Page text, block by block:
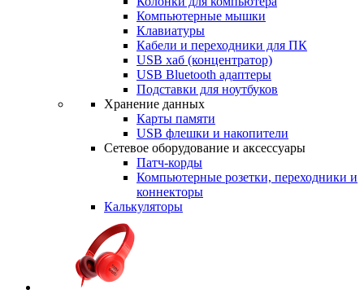
Компьютерные мышки
Клавиатуры
Кабели и переходники для ПК
USB хаб (концентратор)
USB Bluetooth адаптеры
Подставки для ноутбуков
Хранение данных
Карты памяти
USB флешки и накопители
Сетевое оборудование и аксессуары
Патч-корды
Компьютерные розетки, переходники и
коннекторы
Калькуляторы